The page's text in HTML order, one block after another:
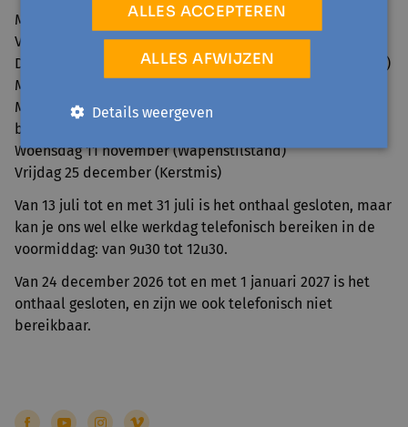
Maandag 6 april (Paasmaandag)
Vrijdag 1 mei (Dag van de Arbeid)
Donderdag 14 en vrijdag 15 mei (Hemelvaart en brugdag)
Maandag 25 mei (Pinkstermaandag)
Maandag 20 en dinsdag 21 juli (Nationale feestdag en
brugdag)
Woensdag 11 november (Wapenstilstand)
Vrijdag 25 december (Kerstmis)
Van 13 juli tot en met 31 juli is het onthaal gesloten, maar
kan je ons wel elke werkdag telefonisch bereiken in de
voormiddag: van 9u30 tot 12u30.
Van 24 december 2026 tot en met 1 januari 2027 is het
onthaal gesloten, en zijn we ook telefonisch niet
bereikbaar.
ALLES ACCEPTEREN
ALLES AFWIJZEN
Details weergeven